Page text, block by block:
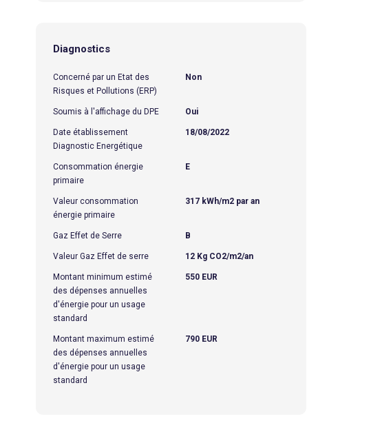
Diagnostics
Concerné par un Etat des
Risques et Pollutions (ERP)
Non
Soumis à l'affichage du DPE Oui
Date établissement
Diagnostic Energétique
18/08/2022
Consommation énergie
primaire
E
Valeur consommation
énergie primaire
317 kWh/m2 par an
Gaz Effet de Serre B
Valeur Gaz Effet de serre 12 Kg CO2/m2/an
Montant minimum estimé
des dépenses annuelles
d'énergie pour un usage
standard
550 EUR
Montant maximum estimé
des dépenses annuelles
d'énergie pour un usage
standard
790 EUR